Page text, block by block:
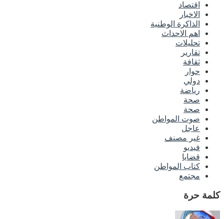
اقتصاد
الاخبار
الذاكرة الوطنية
اهم الاحداث
تحليلات
تقارير
ثقافة
حوار
دولي
رياضة
صحة
صحة
صوت المواطن
عاجل
غير مصنف
فيديو
قضايا
كتاب المواطن
مجتمع
كلمة حرة